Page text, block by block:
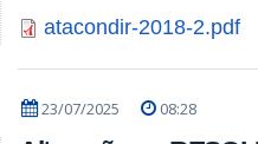
atacondir-2018-2.pdf
23/07/2025 08:28